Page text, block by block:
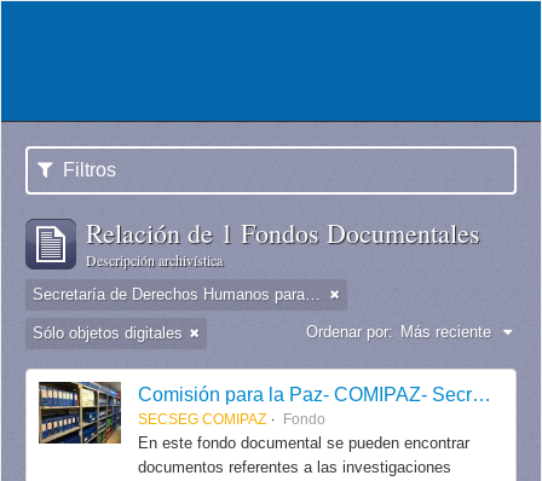
Filtros
Relación de 1 Fondos Documentales
Descripción archivística
Secretaría de Derechos Humanos para el Pasado Reciente
Sólo objetos digitales Ordenar por: Más reciente
Comisión para la Paz- COMIPAZ- Secretaría de Seguimiento / Secretaría de Derechos Humanos para el Pasado Reciente.
SECSEG COMIPAZ Fondo
En este fondo documental se pueden encontrar
documentos referentes a las investigaciones